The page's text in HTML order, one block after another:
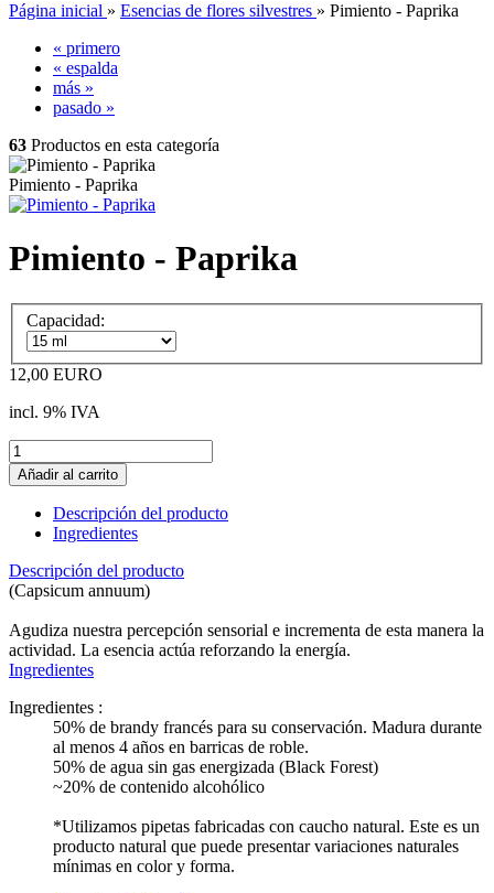
Página inicial » Esencias de flores silvestres » Pimiento - Paprika
« primero
« espalda
más »
pasado »
63 Productos en esta categoría
Pimiento - Paprika
Pimiento - Paprika
Capacidad:
12,00 EURO
incl. 9% IVA
Descripción del producto
Ingredientes
Descripción del producto
(Capsicum annuum)
Agudiza nuestra percepción sensorial e incrementa de esta manera la
actividad. La esencia actúa reforzando la energía.
Ingredientes
Ingredientes :
50% de brandy francés para su conservación. Madura durante
al menos 4 años en barricas de roble.
50% de agua sin gas energizada (Black Forest)
~20% de contenido alcohólico
*Utilizamos pipetas fabricadas con caucho natural. Este es un
producto natural que puede presentar variaciones naturales
mínimas en color y forma.